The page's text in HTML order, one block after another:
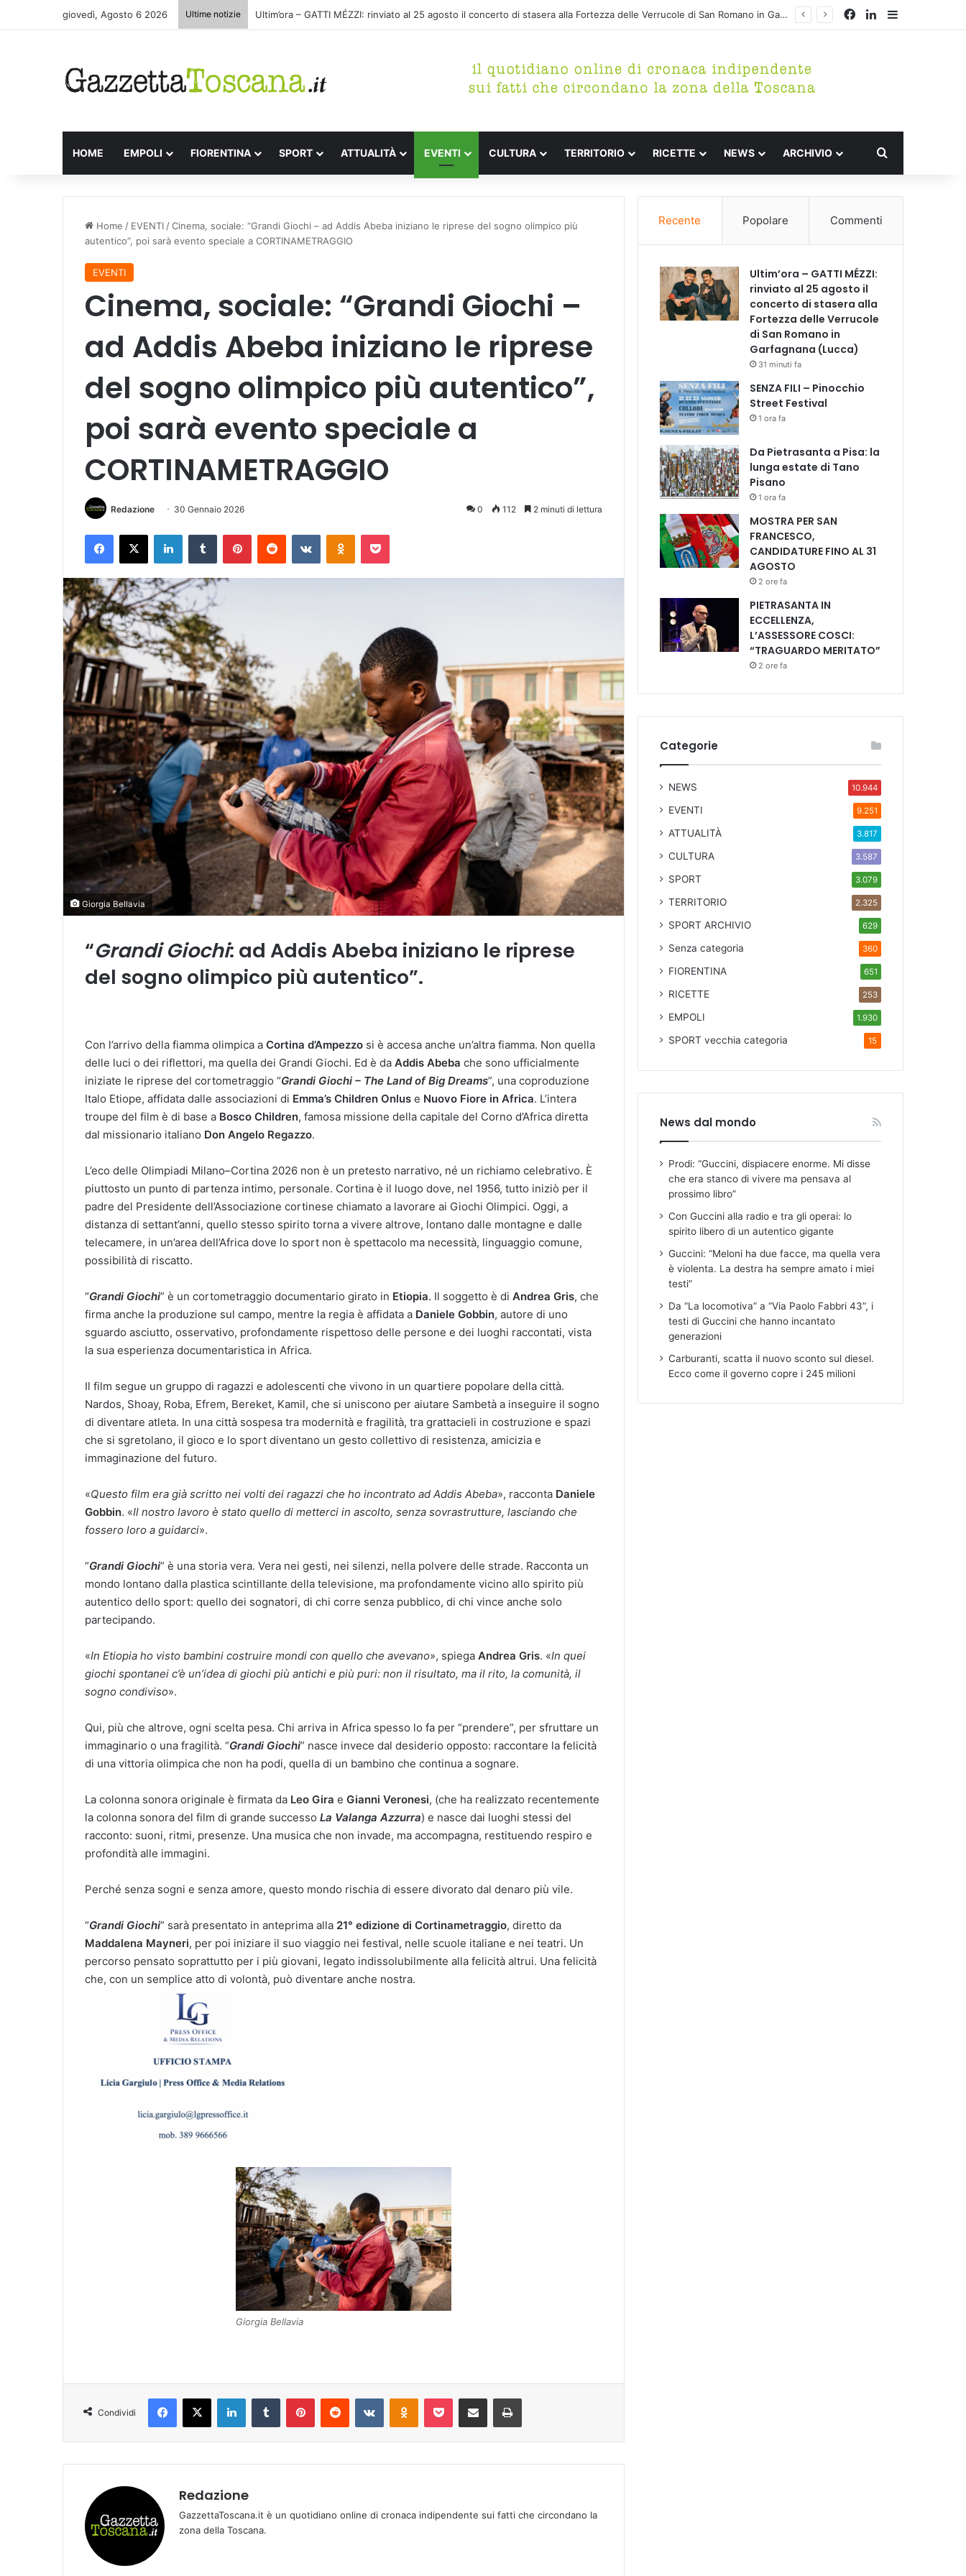
giovedì, Agosto 6 2026 Ultime notizie SENZA FILI – Pinocchio Street Festival Facebook
LinkedIn
HOME EMPOLI FIORENTINA SPORT ATTUALITÀ EVENTI CULTURA TERRITORIO RICETTE NEWS ARCHIVIO
Home / EVENTI /Cinema, sociale: “Grandi Giochi – ad Addis Abeba iniziano le riprese del sogno olimpico più
autentico”, poi sarà evento speciale a CORTINAMETRAGGIO
EVENTI
Cinema, sociale: “Grandi Giochi –
ad Addis Abeba iniziano le riprese
del sogno olimpico più autentico”,
poi sarà evento speciale a
CORTINAMETRAGGIO
Redazione 30 Gennaio 2026 0 112 2 minuti di lettura
Giorgia Bellavia
“Grandi Giochi: ad Addis Abeba iniziano le riprese
del sogno olimpico più autentico”.
Con l’arrivo della fiamma olimpica a Cortina d’Ampezzo si è accesa anche un’altra fiamma. Non quella
delle luci o dei riflettori, ma quella dei Grandi Giochi. Ed è da Addis Abeba che sono ufficialmente
iniziate le riprese del cortometraggio “Grandi Giochi – The Land of Big Dreams”, una coproduzione
Italo Etiope, affidata dalle associazioni di Emma’s Children Onlus e Nuovo Fiore in Africa. L’intera
troupe del film è di base a Bosco Children, famosa missione della capitale del Corno d’Africa diretta
dal missionario italiano Don Angelo Regazzo.
L’eco delle Olimpiadi Milano–Cortina 2026 non è un pretesto narrativo, né un richiamo celebrativo. È
piuttosto un punto di partenza intimo, personale. Cortina è il luogo dove, nel 1956, tutto iniziò per il
padre del Presidente dell’Associazione cortinese chiamato a lavorare ai Giochi Olimpici. Oggi, a
distanza di settant’anni, quello stesso spirito torna a vivere altrove, lontano dalle montagne e dalle
telecamere, in un’area dell’Africa dove lo sport non è spettacolo ma necessità, linguaggio comune,
possibilità di riscatto.
“Grandi Giochi” è un cortometraggio documentario girato in Etiopia. Il soggetto è di Andrea Gris, che
firma anche la produzione sul campo, mentre la regia è affidata a Daniele Gobbin, autore di uno
sguardo asciutto, osservativo, profondamente rispettoso delle persone e dei luoghi raccontati, vista
la sua esperienza documentaristica in Africa.
Il film segue un gruppo di ragazzi e adolescenti che vivono in un quartiere popolare della città.
Nardos, Shoay, Roba, Efrem, Bereket, Kamil, che si uniscono per aiutare Sambetà a inseguire il sogno
di diventare atleta. In una città sospesa tra modernità e fragilità, tra grattacieli in costruzione e spazi
che si sgretolano, il gioco e lo sport diventano un gesto collettivo di resistenza, amicizia e
immaginazione del futuro.
«Questo film era già scritto nei volti dei ragazzi che ho incontrato ad Addis Abeba», racconta Daniele
Gobbin. «Il nostro lavoro è stato quello di metterci in ascolto, senza sovrastrutture, lasciando che
fossero loro a guidarci».
“Grandi Giochi” è una storia vera. Vera nei gesti, nei silenzi, nella polvere delle strade. Racconta un
mondo lontano dalla plastica scintillante della televisione, ma profondamente vicino allo spirito più
autentico dello sport: quello dei sognatori, di chi corre senza pubblico, di chi vince anche solo
partecipando.
«In Etiopia ho visto bambini costruire mondi con quello che avevano», spiega Andrea Gris. «In quei
giochi spontanei c’è un’idea di giochi più antichi e più puri: non il risultato, ma il rito, la comunità, il
sogno condiviso».
Qui, più che altrove, ogni scelta pesa. Chi arriva in Africa spesso lo fa per “prendere”, per sfruttare un
immaginario o una fragilità. “Grandi Giochi” nasce invece dal desiderio opposto: raccontare la felicità
di una vittoria olimpica che non ha podi, quella di un bambino che continua a sognare.
La colonna sonora originale è firmata da Leo Gira e Gianni Veronesi, (che ha realizzato recentemente
la colonna sonora del film di grande successo La Valanga Azzurra) e nasce dai luoghi stessi del
racconto: suoni, ritmi, presenze. Una musica che non invade, ma accompagna, restituendo respiro e
profondità alle immagini.
Perché senza sogni e senza amore, questo mondo rischia di essere divorato dal denaro più vile.
“Grandi Giochi” sarà presentato in anteprima alla 21° edizione di Cortinametraggio, diretto da
Maddalena Mayneri, per poi iniziare il suo viaggio nei festival, nelle scuole italiane e nei teatri. Un
percorso pensato soprattutto per i più giovani, legato indissolubilmente alla felicità altrui. Una felicità
che, con un semplice atto di volontà, può diventare anche nostra.
Giorgia Bellavia
Condividi
Redazione
GazzettaToscana.it è un quotidiano online di cronaca indipendente sui fatti che circondano la
zona della Toscana.
Recente Popolare Commenti
Ultim’ora – GATTI MÉZZI:
rinviato al 25 agosto il
concerto di stasera alla
Fortezza delle Verrucole
di San Romano in
Garfagnana (Lucca)
31 minuti fa
SENZA FILI – Pinocchio
Street Festival
1 ora fa
Da Pietrasanta a Pisa: la
lunga estate di Tano
Pisano
1 ora fa
MOSTRA PER SAN
FRANCESCO,
CANDIDATURE FINO AL 31
AGOSTO
2 ore fa
PIETRASANTA IN
ECCELLENZA,
L’ASSESSORE COSCI:
“TRAGUARDO MERITATO”
2 ore fa
Categorie
NEWS 10.944
EVENTI 9.251
ATTUALITÀ 3.817
CULTURA 3.587
SPORT 3.079
TERRITORIO 2.325
SPORT ARCHIVIO 629
Senza categoria 360
FIORENTINA 651
RICETTE 253
EMPOLI 1.930
SPORTvecchia categoria 15
News dal mondo
Prodi: “Guccini, dispiacere enorme. Mi disse
che era stanco di vivere ma pensava al
prossimo libro”
Con Guccini alla radio e tra gli operai: lo
spirito libero di un autentico gigante
Guccini: “Meloni ha due facce, ma quella vera
è violenta. La destra ha sempre amato i miei
testi”
Da “La locomotiva” a “Via Paolo Fabbri 43”, i
testi di Guccini che hanno incantato
generazioni
Carburanti, scatta il nuovo sconto sul diesel.
Ecco come il governo copre i 245 milioni